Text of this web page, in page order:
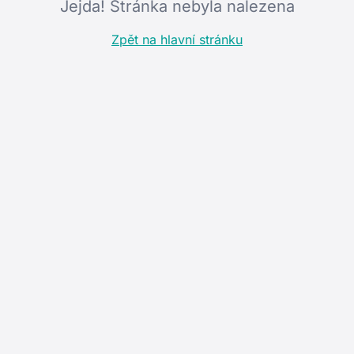
Jejda! Stránka nebyla nalezena
Zpět na hlavní stránku